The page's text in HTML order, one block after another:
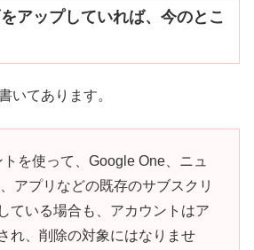
アップしていれば、今のとこ
いてあります。
を使って、Google One、ニュ
アプリなどの既存のサブスクリ
ている場合も、アカウントはア
れ、削除の対象にはなりませ